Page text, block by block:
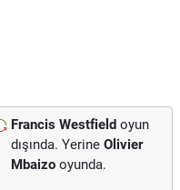
Francis Westfield oyun
dışında. Yerine Olivier
Mbaizo oyunda.